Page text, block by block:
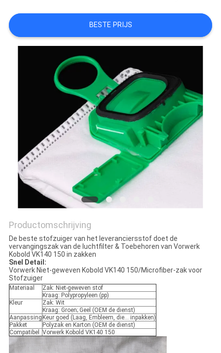
CITAAT
SITEMAP
PRIVACY
BESTE PRIJS
Productomschrijving
De beste stofzuiger van het leveranciersstof doet de
vervangingszak van de luchtfilter & Toebehoren van Vorwerk
Kobold VK140 150 in zakken
Snel Detail:
Vorwerk Niet-geweven Kobold VK140 150/Microfiber-zak voor
Stofzuiger
Materiaal
Zak: Niet-geweven stof
Kraag: Polypropyleen (pp)
Kleur
Zak: Wit
Kraag: Groen; Geel (OEM de dienst)
Aanpassing Keur goed (Laag, Embleem, die… inpakken)
Pakket
Polyzak en Karton (OEM de dienst)
Compatibel
Vorwerk Kobold VK140 150